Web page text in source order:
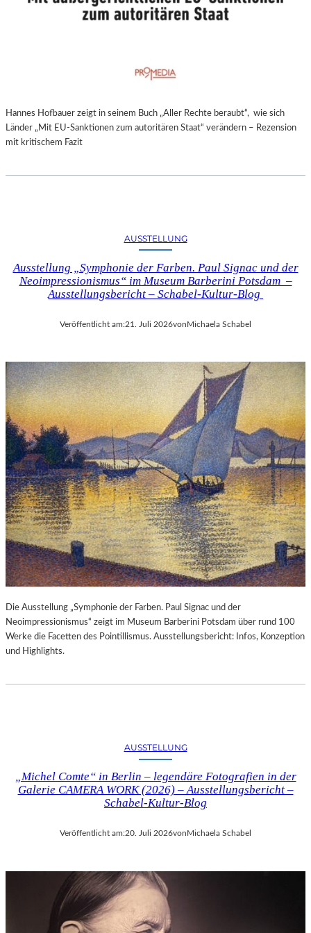
Hannes Hofbauer zeigt in seinem Buch „Aller Rechte beraubt“, wie sich
Länder „Mit EU-Sanktionen zum autoritären Staat“ verändern – Rezension
mit kritischem Fazit
AUSSTELLUNG
Ausstellung „Symphonie der Farben. Paul Signac und der
Neoimpressionismus“ im Museum Barberini Potsdam –
Ausstellungsbericht – Schabel-Kultur-Blog
Veröffentlicht am:21. Juli 2026vonMichaela Schabel
Die Ausstellung „Symphonie der Farben. Paul Signac und der
Neoimpressionismus“ zeigt im Museum Barberini Potsdam über rund 100
Werke die Facetten des Pointillismus. Ausstellungsbericht: Infos, Konzeption
und Highlights.
AUSSTELLUNG
„Michel Comte“ in Berlin – legendäre Fotografien in der
Galerie CAMERA WORK (2026) – Ausstellungsbericht –
Schabel-Kultur-Blog
Veröffentlicht am:20. Juli 2026von Michaela Schabel